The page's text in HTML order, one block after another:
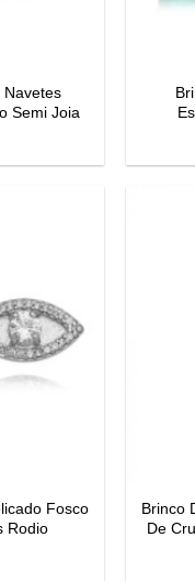
Navetes
Semi Joia
Fosco
Rodio
Brinco
De